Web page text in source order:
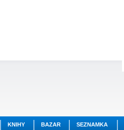
KNIHY BAZAR SEZNAMKA